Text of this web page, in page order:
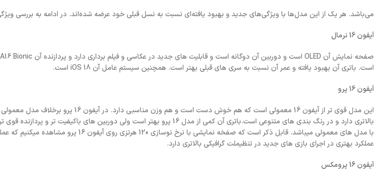
می‌باشد. هر یک از این مدل‌ها با ویژگی‌های جدید و بهبود یافته‌ای نسبت به نسل قبلی خود عرضه شده‌اند. در ادامه به بررسی
آیفون 16 نرمال
است. باتری آن بهبود یافته و عمر آن نسبت به سری های قبلی بهتر است. همچنین سیستم عامل آن iOS 18 است.
آیفون 16 پرو
این مدل قوی تر از آیفون 16 معمولی است که هم خوش دست است و هم
بالاتری دارد و در رنگ بندی های متنوعی است.باتری آن کمی از مدل 16 پرو بهتر است ولی دوربین های
با مدل های معمولی میباشد. قابل ذکر است که صفخه نمایشی با نرخ
عملکرد بهتری در اجرای بازی های جدید در تنظیملت گرافیکی بالاتری دارد.
آیفون 16 پرومکس